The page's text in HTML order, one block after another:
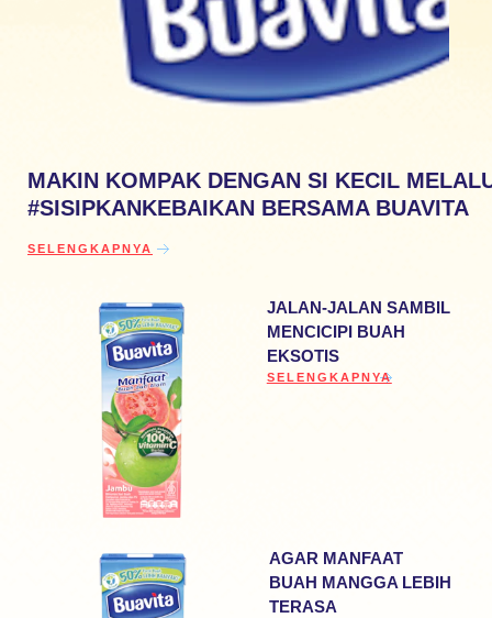
MAKIN KOMPAK DENGAN SI KECIL
#SISIPKANKEBAIKAN BERSAMA BUAVITA
DISCOVER MORE ABOUT MAKIN KOMPAK DENGAN SI
SELENGKAPNYA
JALAN-JALAN SAMBIL
MENCICIPI BUAH
EKSOTIS
DISCOVER MORE ABOUT
SELENGKAPNYA
AGAR MANFAAT
BUAH MANGGA LEBIH
TERASA